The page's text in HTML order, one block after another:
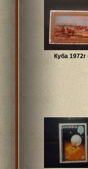
Куба 1972г